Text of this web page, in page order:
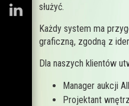
służyć.
Każdy system ma
graficzną, zgodną z
Dla naszych klientów
Manager aukcji
Projektant wnętrz